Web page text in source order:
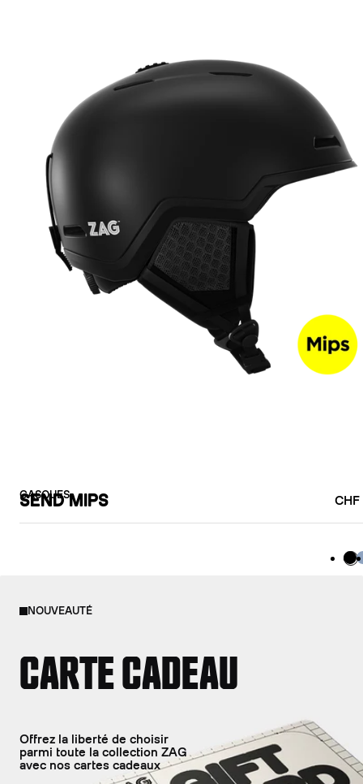
CASQUES
SEND MIPS CHF
NOUVEAUTÉ
CARTE CADEAU
Offrez la liberté de choisir
parmi toute la collection ZAG
avec nos cartes cadeaux